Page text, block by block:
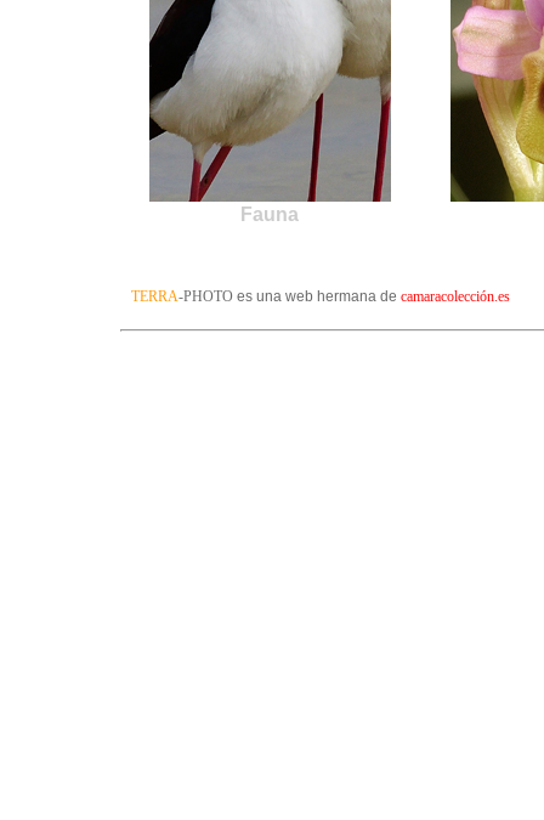
Fauna
TERRA-PHOTO es una web hermana de camaracolección.es